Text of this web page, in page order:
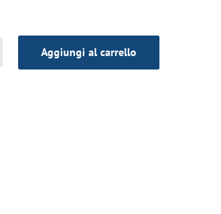
Aggiungi al carrello